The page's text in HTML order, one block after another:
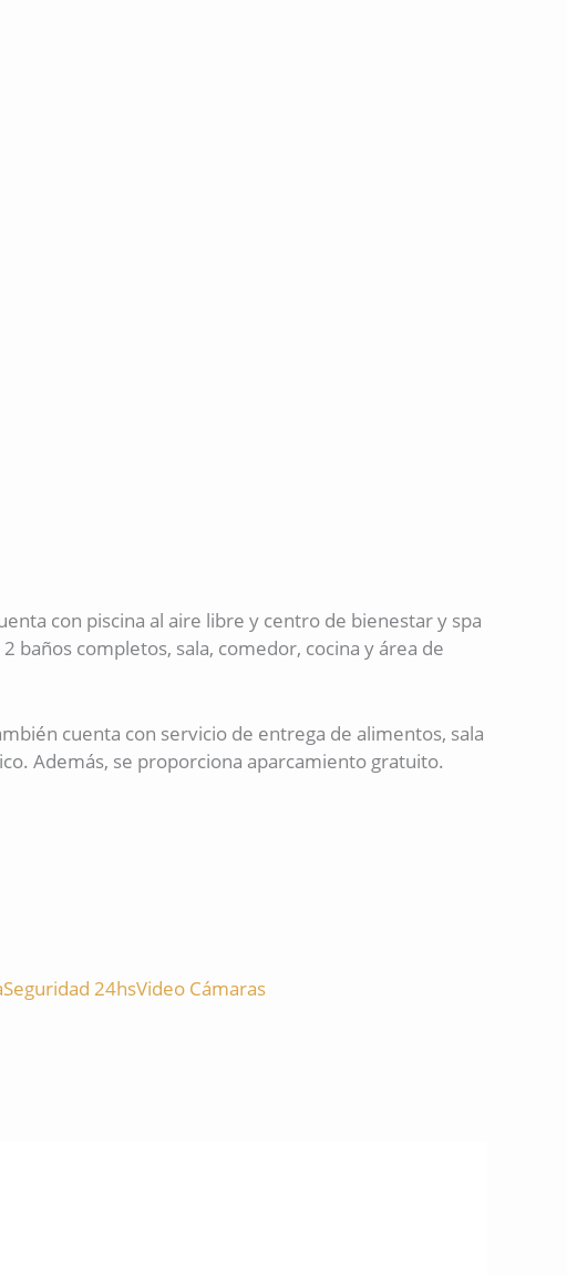
con piscina al aire libre y centro de bienestar y spa
baños completos, sala, comedor, cocina y área de
cuenta con servicio de entrega de alimentos, sala
Además, se proporciona aparcamiento gratuito.
Seguridad 24hsVideo Cámaras